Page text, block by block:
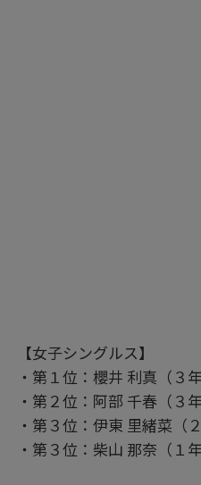
【女子シングルス】
・第１位：櫻井 利真（３
・第２位：阿部 千春（３
・第３位：伊東 里緒菜（
・第３位：柴山 那奈（１